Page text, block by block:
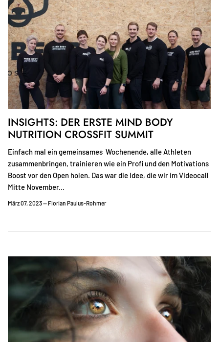
INSIGHTS: DER ERSTE MIND BODY
NUTRITION CROSSFIT SUMMIT
Einfach mal ein gemeinsames Wochenende, alle Athleten
zusammenbringen, trainieren wie ein Profi und den Motivations
Boost vor den Open holen. Das war die Idee, die wir im Videocall
Mitte November...
März 07, 2023 — Florian Paulus-Rohmer